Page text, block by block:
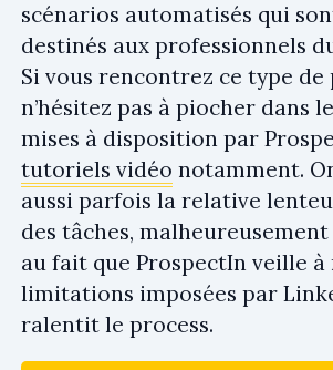
scénarios automatisés qui
destinés aux professionnels
Si vous rencontrez ce type de
n’hésitez pas à piocher dans
mises à disposition par
tutoriels vidéo notamment.
aussi parfois la relative
des tâches,
au fait que ProspectIn veille à
limitations imposées par
ralentit le process.